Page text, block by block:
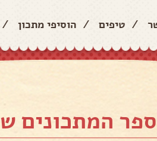
/ טיפים / הוסיפי מתכון /
ספר המתכונים